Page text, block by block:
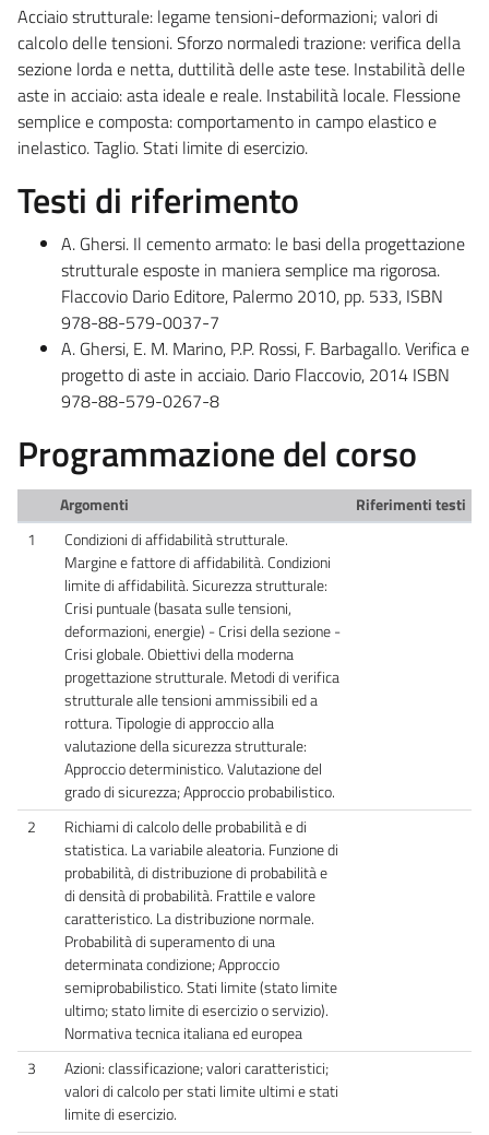
Acciaio strutturale: legame tensioni-deformazioni; valori di
calcolo delle tensioni. Sforzo normaledi trazione: verifica della
sezione lorda e netta, duttilità delle aste tese. Instabilità delle
aste in acciaio: asta ideale e reale. Instabilità locale. Flessione
semplice e composta: comportamento in campo elastico e
inelastico. Taglio. Stati limite di esercizio.
Testi di riferimento
A. Ghersi. Il cemento armato: le basi della progettazione
strutturale esposte in maniera semplice ma rigorosa.
Flaccovio Dario Editore, Palermo 2010, pp. 533, ISBN
978-88-579-0037-7
A. Ghersi, E. M. Marino, P.P. Rossi, F. Barbagallo. Verifica e
progetto di aste in acciaio. Dario Flaccovio, 2014 ISBN
978-88-579-0267-8
Programmazione del corso
Argomenti
Riferimenti testi
1
Condizioni di affidabilità strutturale.
Margine e fattore di affidabilità. Condizioni
limite di affidabilità. Sicurezza strutturale:
Crisi puntuale (basata sulle tensioni,
deformazioni, energie) - Crisi della sezione -
Crisi globale. Obiettivi della moderna
progettazione strutturale. Metodi di verifica
strutturale alle tensioni ammissibili ed a
rottura. Tipologie di approccio alla
valutazione della sicurezza strutturale:
Approccio deterministico. Valutazione del
grado di sicurezza; Approccio probabilistico.
2
Richiami di calcolo delle probabilità e di
statistica. La variabile aleatoria. Funzione di
probabilità, di distribuzione di probabilità e
di densità di probabilità. Frattile e valore
caratteristico. La distribuzione normale.
Probabilità di superamento di una
determinata condizione; Approccio
semiprobabilistico. Stati limite (stato limite
ultimo; stato limite di esercizio o servizio).
Normativa tecnica italiana ed europea
3
Azioni: classificazione; valori caratteristici;
valori di calcolo per stati limite ultimi e stati
limite di esercizio.